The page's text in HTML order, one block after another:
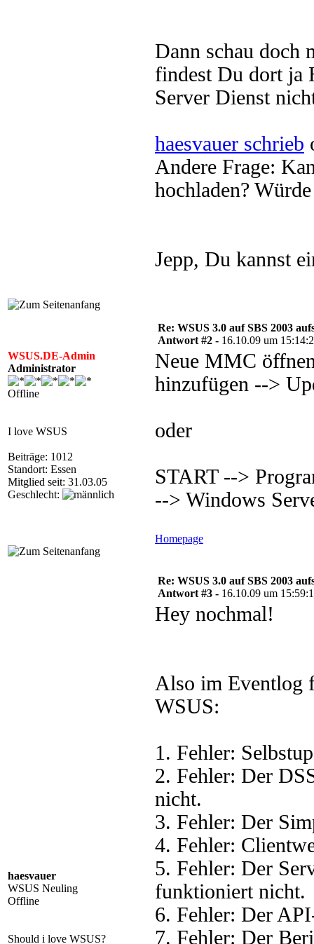
Dann schau doch
findest Du dort ja
Server Dienst
haesvauer schrieb
Andere Frage:
hochladen?
Jepp, Du kannst
WSUS.DE-Admin
Administrator
Offline
I love WSUS
Beiträge: 1012
Standort: Essen
Mitglied seit: 31.03.05
Geschlecht:
Re: WSUS 3.0 auf SBS 2003
Antwort #2 - 16.10.09 um
Neue MMC
hinzufügen -->
oder
START -->
--> Windows
Homepage
haesvauer
WSUS Neuling
Offline
Should i love WSUS?
Re: WSUS 3.0 auf SBS 2003
Antwort #3 - 16.10.09 um
Hey nochmal!
Also im Eventlog
WSUS:
1. Fehler:
2. Fehler: Der
nicht.
3. Fehler: Der
4. Fehler:
5. Fehler: Der
funktioniert nicht.
6. Fehler: Der
7. Fehler: Der